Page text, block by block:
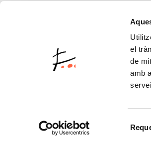
el
de
amb